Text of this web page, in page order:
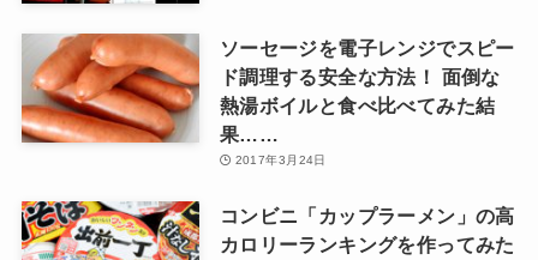
ソーセージを電子レンジでスピー
ド調理する安全な方法！ 面倒な
熱湯ボイルと食べ比べてみた結
果……
2017年3月24日
コンビニ「カップラーメン」の高
カロリーランキングを作ってみた